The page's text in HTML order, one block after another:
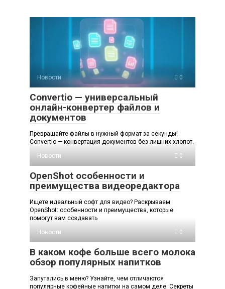
Новости 0
Convertio — универсальный
онлайн-конвертер файлов и
документов
Превращайте файлы в нужный формат за секунды!
Convertio — конвертация документов без лишних хлопот.
Новости
0
OpenShot особенности и
преимущества видеоредактора
Ищете идеальный софт для видео? Раскрываем
OpenShot: особенности и преимущества, которые
помогут вам создавать
Новости
0
В каком кофе больше всего молока
обзор популярных напитков
Запутались в меню? Узнайте, чем отличаются
популярные кофейные напитки на самом деле. Секреты